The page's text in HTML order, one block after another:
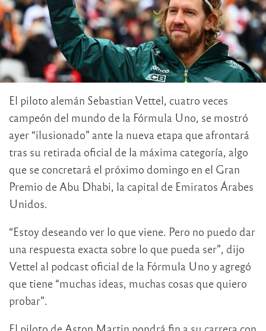
El piloto alemán Sebastian Vettel, cuatro veces
campeón del mundo de la Fórmula Uno, se mostró
ayer “ilusionado” ante la nueva etapa que afrontará
tras su retirada oficial de la máxima categoría, algo
que se concretará el próximo domingo en el Gran
Premio de Abu Dhabi, la capital de Emiratos Árabes
Unidos.
“Estoy deseando ver lo que viene. Pero no puedo dar
una respuesta exacta sobre lo que pueda ser”, dijo
Vettel al podcast oficial de la Fórmula Uno y agregó
que tiene “muchas ideas, muchas cosas que quiero
probar”.